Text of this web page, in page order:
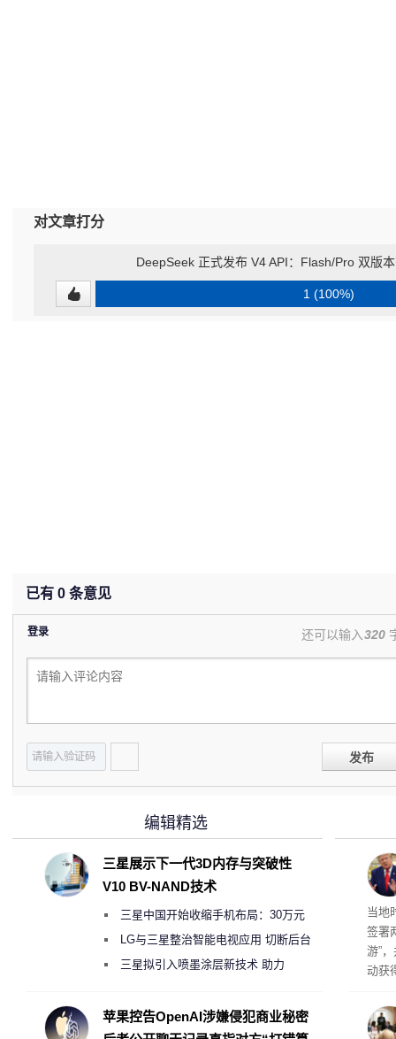
对文章打分
DeepSeek 正式发布 V4 API：Flash/Pro 双版
1 (100%)
已有 0 条意见
登录 还可以输入320
发布
育
当地
签署
游”
动获
育
行动
编辑精选
三星展示下一代3D内存与突破性
V10 BV-NAND技术
三星中国开始收缩手机布局：30万元
月销售额不达标门店 将被逐步清退
LG与三星整治智能电视应用 切断后台
偷偷共享带宽的违规行为
三星拟引入喷墨涂层新技术 助力
度
苹果控告OpenAI涉嫌侵犯商业秘密